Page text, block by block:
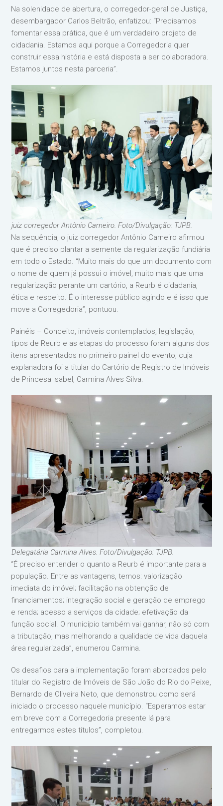
Na solenidade de abertura, o corregedor-geral de Justiça,
desembargador Carlos Beltrão, enfatizou: “Precisamos
fomentar essa prática, que é um verdadeiro projeto de
cidadania. Estamos aqui porque a Corregedoria quer
construir essa história e está disposta a ser colaboradora.
Estamos juntos nesta parceria”.
juiz corregedor Antônio Carneiro. Foto/Divulgação: TJPB.
Na sequência, o juiz corregedor Antônio Carneiro afirmou
que é preciso plantar a semente da regularização fundiária
em todo o Estado. “Muito mais do que um documento com
o nome de quem já possui o imóvel, muito mais que uma
regularização perante um cartório, a Reurb é cidadania,
ética e respeito. É o interesse público agindo e é isso que
move a Corregedoria”, pontuou.
Painéis – Conceito, imóveis contemplados, legislação,
tipos de Reurb e as etapas do processo foram alguns dos
itens apresentados no primeiro painel do evento, cuja
explanadora foi a titular do Cartório de Registro de Imóveis
de Princesa Isabel, Carmina Alves Silva.
Delegatária Carmina Alves. Foto/Divulgação: TJPB.
“É preciso entender o quanto a Reurb é importante para a
população. Entre as vantagens, temos: valorização
imediata do imóvel; facilitação na obtenção de
financiamentos; integração social e geração de emprego
e renda; acesso a serviços da cidade; efetivação da
função social. O município também vai ganhar, não só com
a tributação, mas melhorando a qualidade de vida daquela
área regularizada”, enumerou Carmina.
Os desafios para a implementação foram abordados pelo
titular do Registro de Imóveis de São João do Rio do Peixe,
Bernardo de Oliveira Neto, que demonstrou como será
iniciado o processo naquele município. “Esperamos estar
em breve com a Corregedoria presente lá para
entregarmos estes títulos”, completou.